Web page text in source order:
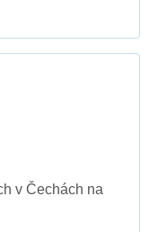
v Čechách na